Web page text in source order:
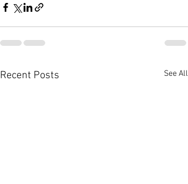
Recent Posts See All